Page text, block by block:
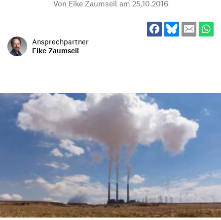
Von Eike Zaumseil am 25.10.2016
Ansprechpartner
Eike Zaumseil